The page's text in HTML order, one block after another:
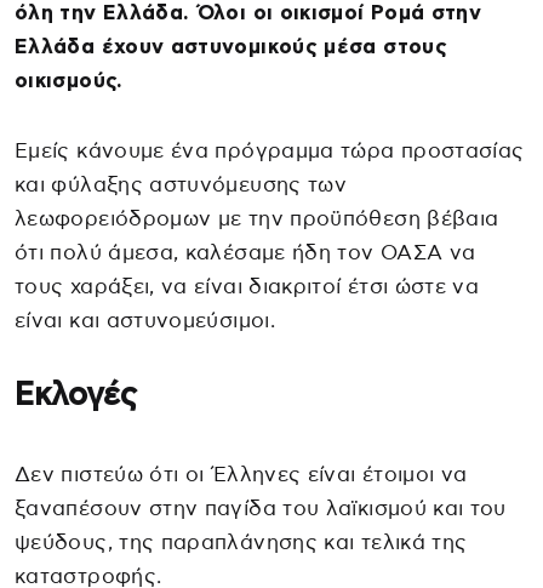
όλη την Ελλάδα. Όλοι οι οικισμοί Ρομά στην
Ελλάδα έχουν αστυνομικούς μέσα στους
οικισμούς.
Εμείς κάνουμε ένα πρόγραμμα τώρα προστασίας
και φύλαξης αστυνόμευσης των
λεωφορειόδρομων με την προϋπόθεση βέβαια
ότι πολύ άμεσα, καλέσαμε ήδη τον ΟΑΣΑ να
τους χαράξει, να είναι διακριτοί έτσι ώστε να
είναι και αστυνομεύσιμοι.
Εκλογές
Δεν πιστεύω ότι οι Έλληνες είναι έτοιμοι να
ξαναπέσουν στην παγίδα του λαϊκισμού και του
ψεύδους, της παραπλάνησης και τελικά της
καταστροφής.